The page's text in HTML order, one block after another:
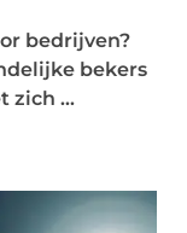
bedrijven?
bekers
zich ...